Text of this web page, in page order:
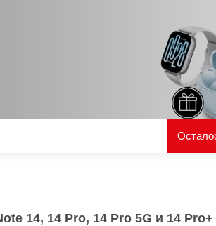
vivo
vivo Y
vivo V
vivo X
14, 14 Pro, 14 Pro 5G и 14